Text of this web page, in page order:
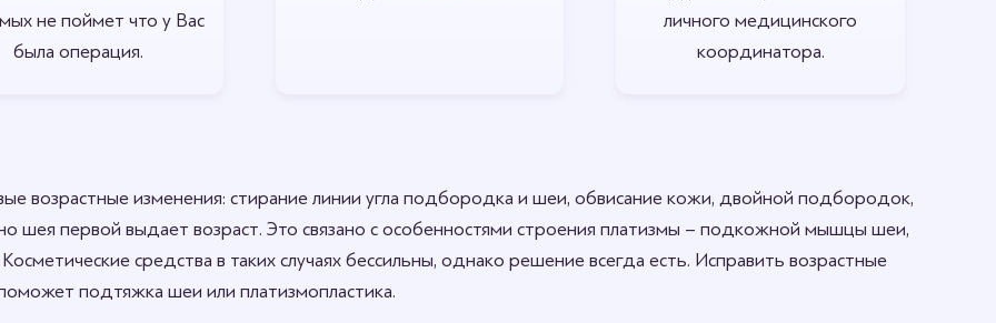
не поймет что у Вас
была операция.
личного медицинского
координатора.
возрастные изменения: стирание линии угла подбородка и шеи, обвисание кожи, двойной подбородок,
шея первой выдает возраст. Это связано с особенностями строения платизмы – подкожной мышцы шеи,
средства в таких случаях бессильны, однако решение всегда есть. Исправить возрастные
подтяжка шеи или платизмопластика.